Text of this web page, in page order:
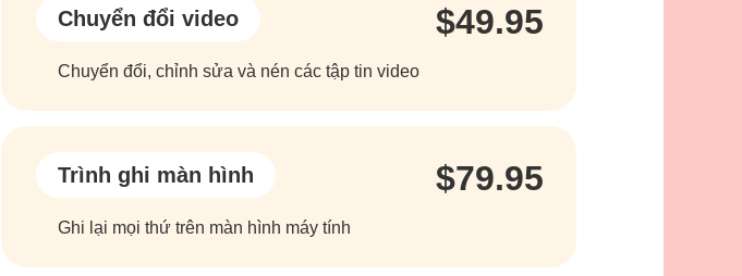
Chuyển đổi video $49.95
Chuyển đổi, chỉnh sửa và nén các tập tin video
Trình ghi màn hình $79.95
Ghi lại mọi thứ trên màn hình máy tính